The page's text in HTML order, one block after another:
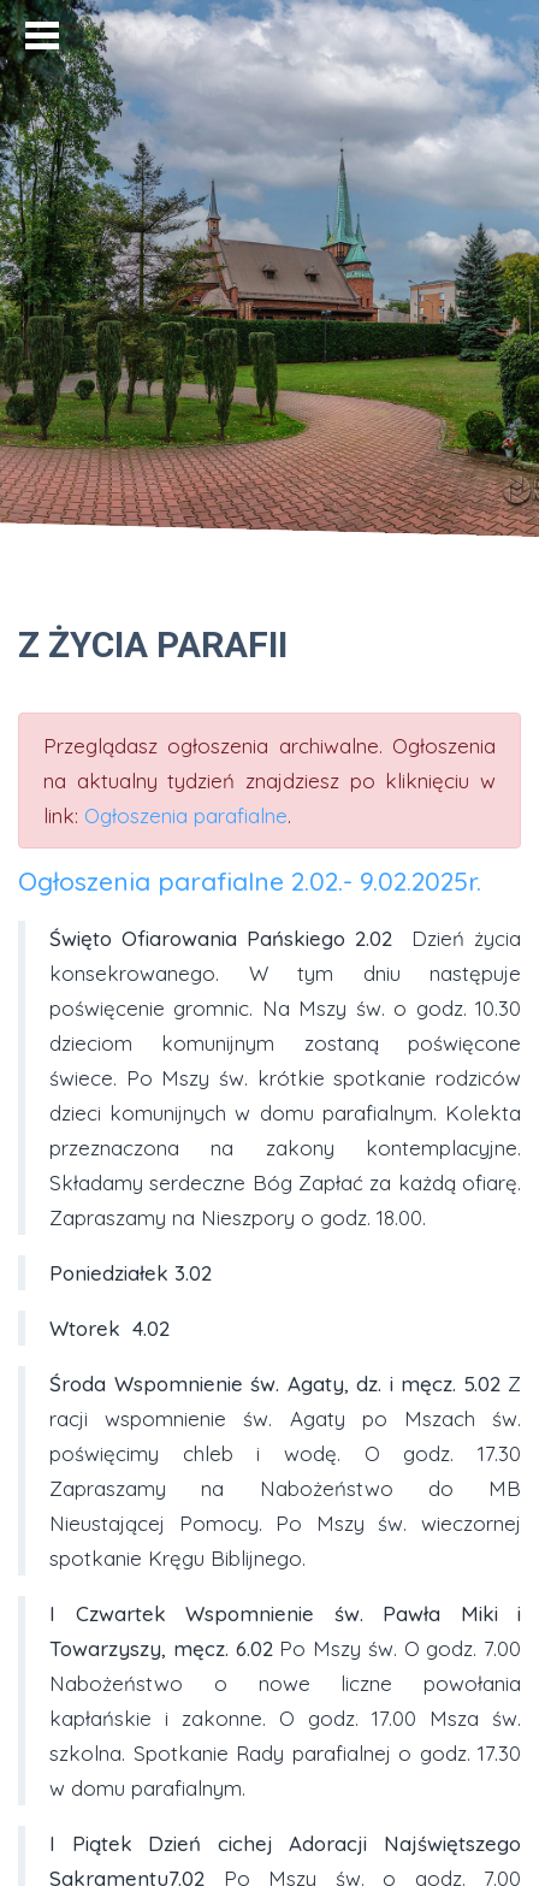
Strona główna
Z ŻYCIA PARAFII
Przeglądasz ogłoszenia archiwalne. Ogłoszenia
na aktualny tydzień znajdziesz po kliknięciu w
link: Ogłoszenia parafialne.
Ogłoszenia parafialne 2.02.- 9.02.2025r.
Święto Ofiarowania Pańskiego 2.02
Dzień życia
konsekrowanego. W tym dniu następuje
poświęcenie gromnic. Na Mszy św. o godz. 10.30
dzieciom komunijnym zostaną poświęcone
świece. Po Mszy św. krótkie spotkanie rodziców
dzieci komunijnych w domu parafialnym. Kolekta
przeznaczona na zakony kontemplacyjne.
Składamy serdeczne Bóg Zapłać za każdą ofiarę.
Zapraszamy na Nieszpory o godz. 18.00.
Poniedziałek 3.02
Wtorek 4.02
Środa Wspomnienie św. Agaty, dz. i męcz. 5.02 Z
racji wspomnienie św. Agaty po Mszach św.
poświęcimy chleb i wodę. O godz. 17.30
Zapraszamy na Nabożeństwo do MB
Nieustającej Pomocy. Po Mszy św. wieczornej
spotkanie Kręgu Biblijnego.
I Czwartek
Wspomnienie św. Pawła Miki i
Towarzyszy, męcz. 6.02 Po Mszy św. O godz. 7.00
Nabożeństwo o nowe liczne powołania
kapłańskie i zakonne. O godz. 17.00 Msza św.
szkolna. Spotkanie Rady parafialnej o godz. 17.30
w domu parafialnym.
I Piątek Dzień cichej Adoracji Najświętszego
Sakramentu7.02
Po Mszy św. o godz. 7.00